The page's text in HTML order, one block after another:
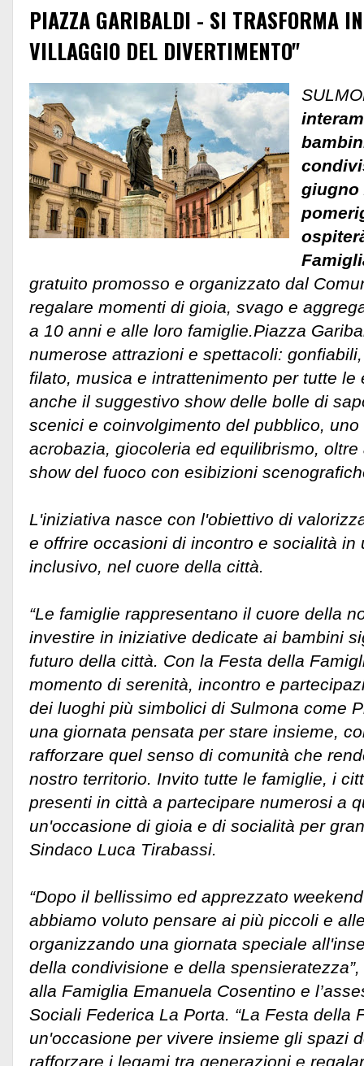
PIAZZA GARIBALDI - SI TRASFORMA
VILLAGGIO DEL DIVERTIMENTO"
giugno
gratuito promosso e organizzato dal
regalare momenti di gioia, svago e
a 10 anni e alle loro famiglie. Piazza
numerose attrazioni e spettacoli:
filato, musica e intrattenimento per tutte le
anche il suggestivo show delle bolle di
scenici e coinvolgimento del pubblico,
acrobazia, giocoleria ed equilibrismo,
show del fuoco con esibizioni
L'iniziativa nasce con l'obiettivo di
e offrire occasioni di incontro e socialità in
inclusivo, nel cuore della città.
“Le famiglie rappresentano il cuore della
investire in iniziative dedicate ai bambini
futuro della città. Con la Festa della
momento di serenità, incontro e
dei luoghi più simbolici di Sulmona come
una giornata pensata per stare insieme,
rafforzare quel senso di comunità che
nostro territorio. Invito tutte le famiglie, i
presenti in città a partecipare numerosi a
un'occasione di gioia e di socialità per
Sindaco Luca Tirabassi.
“Dopo il bellissimo ed apprezzato
abbiamo voluto pensare ai più piccoli e
organizzando una giornata speciale
della condivisione e della
alla Famiglia Emanuela Cosentino e
Sociali Federica La Porta. “La Festa della
un'occasione per vivere insieme gli spazi
rafforzare i legami tra generazioni e